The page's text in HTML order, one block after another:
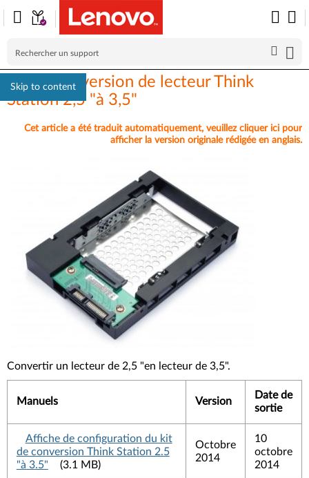
Skip to content
Kit de conversion de lecteur Think
Station 2,5 "à 3,5"
Cet article a été traduit automatiquement, veuillez cliquer ici pour
afficher la version originale rédigée en anglais.
Convertir un lecteur de 2,5 "en lecteur de 3,5".
Manuels Version
Date de
sortie
Affiche de configuration du kit
de conversion Think Station 2.5
"à 3.5"
(3.1 MB)
Octobre
2014
10
octobre
2014